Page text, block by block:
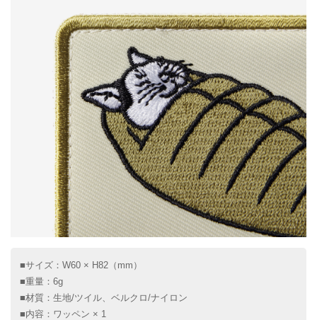
■サイズ：W60 × H82（mm）
■重量：6g
■材質：生地/ツイル、ベルクロ/ナイロン
■内容：ワッペン × 1